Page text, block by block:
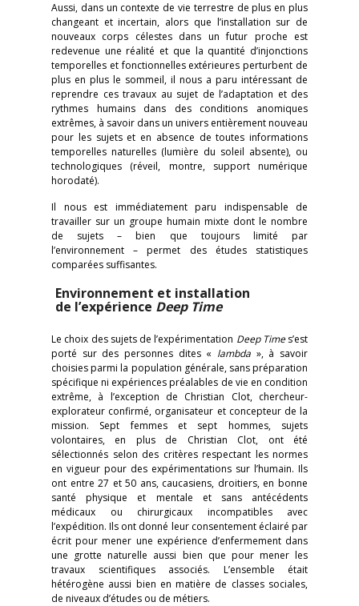
Aussi, dans un contexte de vie terrestre de plus en plus
changeant et incertain, alors que l’installation sur de
nouveaux corps célestes dans un futur proche est
redevenue une réalité et que la quantité d’injonctions
temporelles et fonctionnelles extérieures perturbent de
plus en plus le sommeil, il nous a paru intéressant de
reprendre ces travaux au sujet de l’adaptation et des
rythmes humains dans des conditions anomiques
extrêmes, à savoir dans un univers entièrement nouveau
pour les sujets et en absence de toutes informations
temporelles naturelles (lumière du soleil absente), ou
technologiques (réveil, montre, support numérique
horodaté).
Il nous est immédiatement paru indispensable de
travailler sur un groupe humain mixte dont le nombre
de sujets – bien que toujours limité par
l’environnement – permet des études statistiques
comparées suffisantes.
Environnement et installation
de l’expérience Deep Time
Le choix des sujets de l’expérimentation Deep Times’est
porté sur des personnes dites « lambda », à savoir
choisies parmi la population générale, sans préparation
spécifique ni expériences préalables de vie en condition
extrême, à l’exception de Christian Clot, chercheur-
explorateur confirmé, organisateur et concepteur de la
mission. Sept femmes et sept hommes, sujets
volontaires, en plus de Christian Clot, ont été
sélectionnés selon des critères respectant les normes
en vigueur pour des expérimentations sur l’humain. Ils
ont entre 27 et 50 ans, caucasiens, droitiers, en bonne
santé physique et mentale et sans antécédents
médicaux ou chirurgicaux incompatibles avec
l’expédition. Ils ont donné leur consentement éclairé par
écrit pour mener une expérience d’enfermement dans
une grotte naturelle aussi bien que pour mener les
travaux scientifiques associés. L’ensemble était
hétérogène aussi bien en matière de classes sociales,
de niveaux d’études ou de métiers.